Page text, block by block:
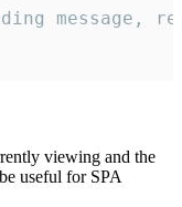
message,
viewing and the
useful for SPA